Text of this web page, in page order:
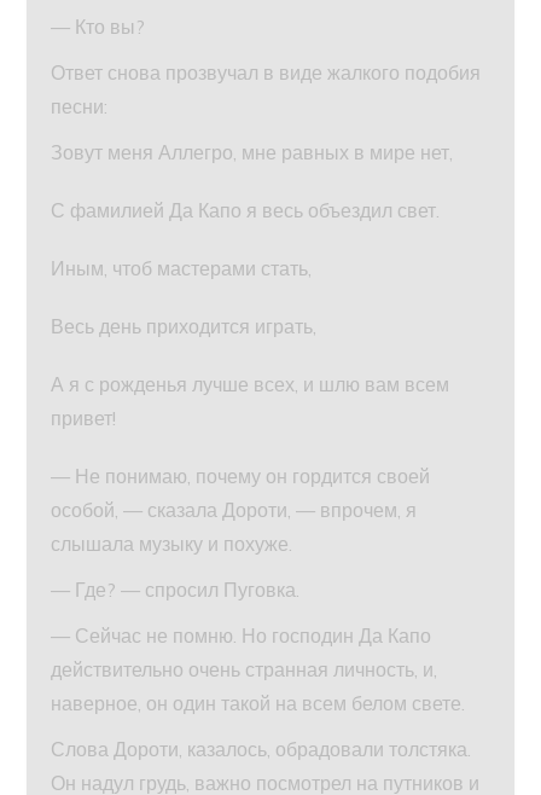
— Кто вы?
Ответ снова прозвучал в виде жалкого подобия
песни:
Зовут меня Аллегро, мне равных в мире нет,
С фамилией Да Капо я весь объездил свет.
Иным, чтоб мастерами стать,
Весь день приходится играть,
А я с рожденья лучше всех, и шлю вам всем
привет!
— Не понимаю, почему он гордится своей
особой, — сказала Дороти, — впрочем, я
слышала музыку и похуже.
— Где? — спросил Пуговка.
— Сейчас не помню. Но господин Да Капо
действительно очень странная личность, и,
наверное, он один такой на всем белом свете.
Слова Дороти, казалось, обрадовали толстяка.
Он надул грудь, важно посмотрел на путников и